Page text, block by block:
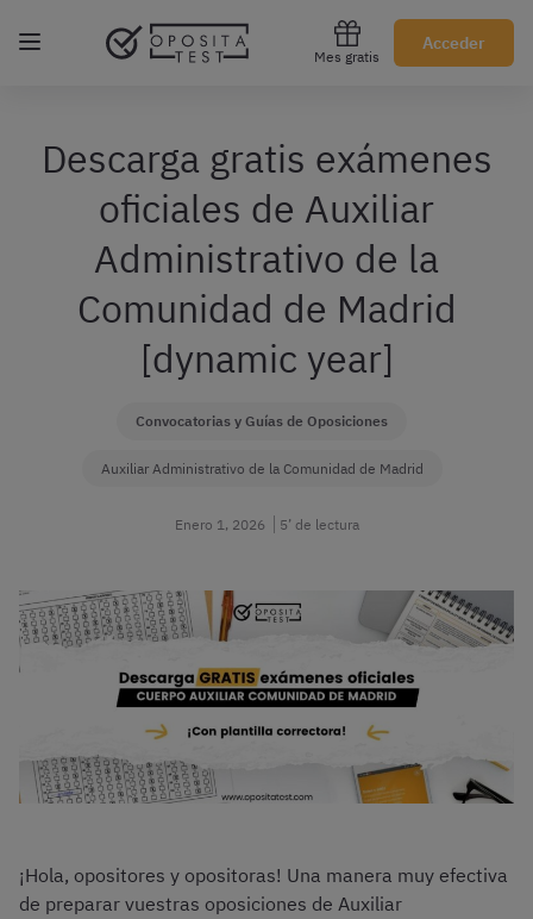
Mes gratis
Acceder
Regístrate gratis
Descarga gratis exámenes
oficiales de Auxiliar
Administrativo de la
Comunidad de Madrid
[dynamic year]
Convocatorias y Guías de Oposiciones
Auxiliar Administrativo de la Comunidad de Madrid
Enero 1, 2026 5’ de lectura
¡Hola, opositores y opositoras! Una manera muy efectiva
de preparar vuestras oposiciones de Auxiliar